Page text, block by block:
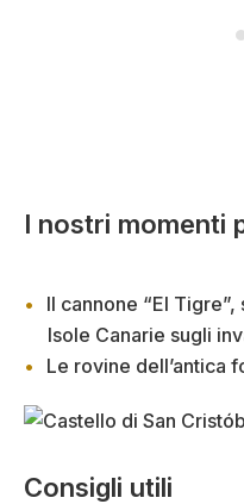
I nostri momenti
Il cannone “El
Isole Canarie sugli
Le rovine dell’antica
Consigli utili